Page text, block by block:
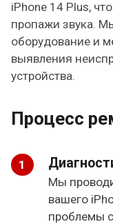
iPhone 14 Plus,
пропажи звука.
оборудование и
выявления
устройства.
Процесс
Мы
вашего
проблемы